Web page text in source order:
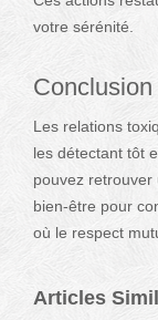
votre sérénité.
Conclusion
Les relations
les détectant tôt
pouvez
bien-être pour
où le respect
Articles